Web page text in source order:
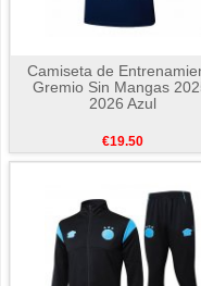
Camiseta de
Gremio Sin Mangas
2026 Azul
€19.50